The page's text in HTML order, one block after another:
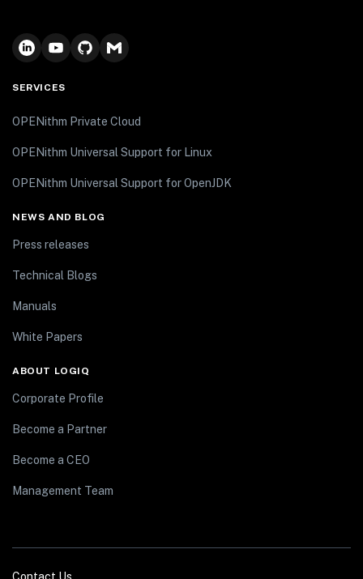
SERVICES
OPENithm Private Cloud
OPENithm Universal Support for Linux
OPENithm Universal Support for OpenJDK
NEWS AND BLOG
Press releases
Technical Blogs
Manuals
White Papers
ABOUT LOGIQ
Corporate Profile
Become a Partner
Become a CEO
Management Team